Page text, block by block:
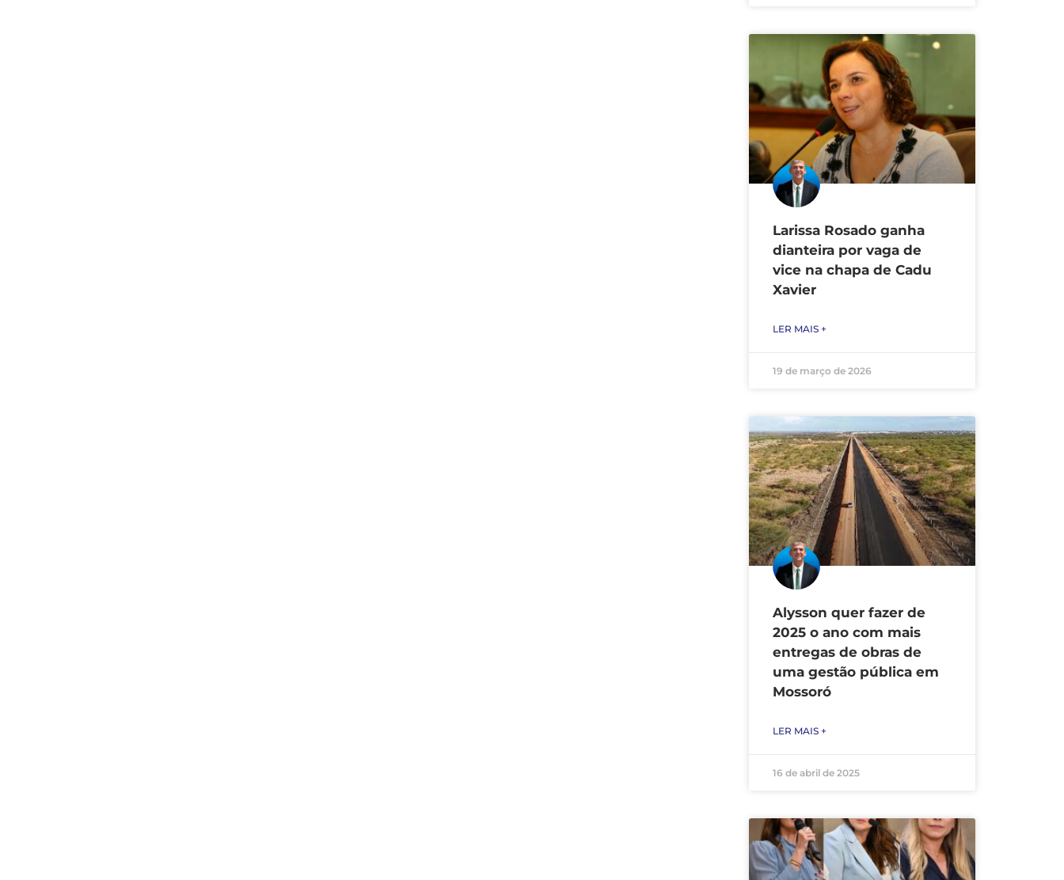
Larissa Rosado ganha
dianteira por vaga de
vice na chapa de Cadu
Xavier
LER MAIS +
19 de março de 2026
Alysson quer fazer de
2025 o ano com mais
entregas de obras de
uma gestão pública em
Mossoró
LER MAIS +
16 de abril de 2025